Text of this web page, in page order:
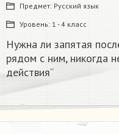
Предмет: Русский язык
Уровень: 1 - 4 класс
Нужна ли запятая
рядом с ним, никогда
действия“